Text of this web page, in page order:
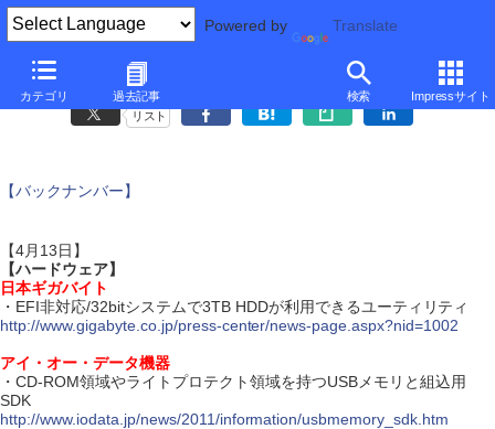
Powered by Translate
カテゴリ 過去記事 検索 Impressサイト
リスト
【バックナンバー】
【4月13日】
【ハードウェア】
日本ギガバイト
・EFI非対応/32bitシステムで3TB HDDが利用できるユーティリティ
http://www.gigabyte.co.jp/press-center/news-page.aspx?nid=1002
アイ・オー・データ機器
・CD-ROM領域やライトプロテクト領域を持つUSBメモリと組込用
SDK
http://www.iodata.jp/news/2011/information/usbmemory_sdk.htm